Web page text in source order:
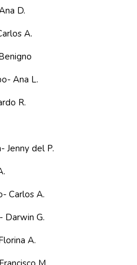
D.
A.
Ana L.
R.
Jenny del P.
Carlos A.
Darwin G.
A.